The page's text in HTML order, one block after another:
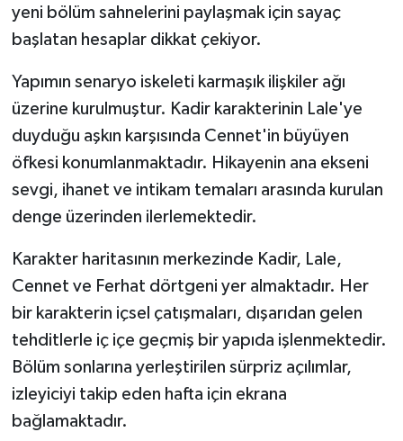
yeni bölüm sahnelerini paylaşmak için sayaç
başlatan hesaplar dikkat çekiyor.
Yapımın senaryo iskeleti karmaşık ilişkiler ağı
üzerine kurulmuştur. Kadir karakterinin Lale'ye
duyduğu aşkın karşısında Cennet'in büyüyen
öfkesi konumlanmaktadır. Hikayenin ana ekseni
sevgi, ihanet ve intikam temaları arasında kurulan
denge üzerinden ilerlemektedir.
Karakter haritasının merkezinde Kadir, Lale,
Cennet ve Ferhat dörtgeni yer almaktadır. Her
bir karakterin içsel çatışmaları, dışarıdan gelen
tehditlerle iç içe geçmiş bir yapıda işlenmektedir.
Bölüm sonlarına yerleştirilen sürpriz açılımlar,
izleyiciyi takip eden hafta için ekrana
bağlamaktadır.